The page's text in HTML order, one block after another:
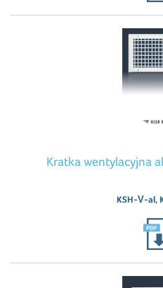
Kratka wentylacyjna
KSH-V-al,